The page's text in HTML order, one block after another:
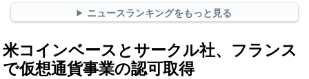
ニュースランキングをもっと見る
米コインベースとサークル社、フランス
で仮想通貨事業の認可取得